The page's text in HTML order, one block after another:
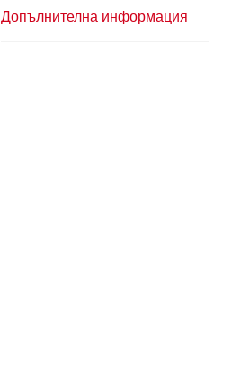
Допълнителна информация